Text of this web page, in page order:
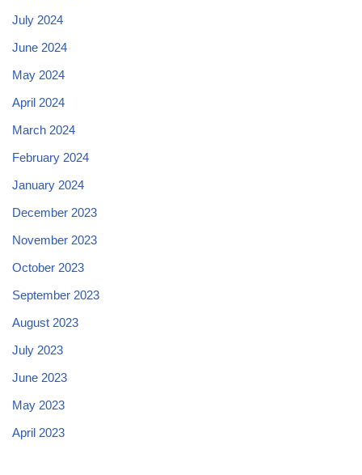
July 2024
June 2024
May 2024
April 2024
March 2024
February 2024
January 2024
December 2023
November 2023
October 2023
September 2023
August 2023
July 2023
June 2023
May 2023
April 2023